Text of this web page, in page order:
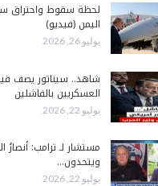
لحظة سقوط واحتراق
اليمن (فيديو)
يوليو 26, 2026
شاهد.. سيناتور يصف
العسكريين بالفاشلين
يوليو 22, 2026
مستشار لـ ترامب:
ويتحدون…
يوليو 22, 2026